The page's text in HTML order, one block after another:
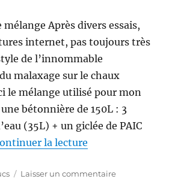
Après divers essais,
internet, pas toujours très
de l’innommable
malaxage sur le chaux
le mélange utilisé pour mon
bétonnière de 150L : 3
(35L) + un giclée de PAIC
la lecture
Laisser un commentairesur